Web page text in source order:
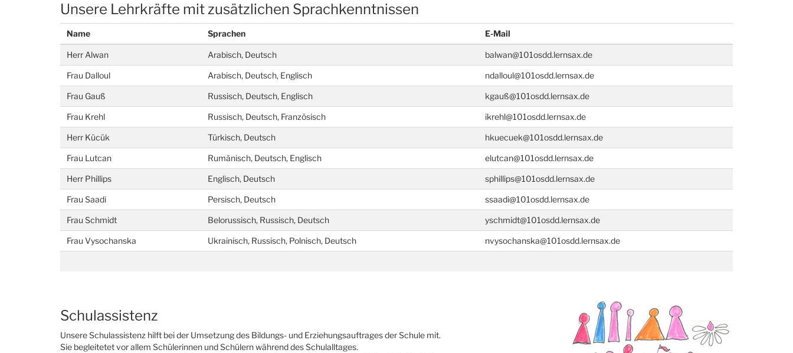
Unsere Lehrkräfte mit zusätzlichen Sprachkenntnissen
Name Sprachen E-Mail
Herr Alwan Arabisch, Deutsch balwan@101osdd.lernsax.de
Frau Dalloul Arabisch, Deutsch, Englisch ndalloul@101osdd.lernsax.de
Frau Gauß Russisch, Deutsch, Englisch kgauß@101osdd.lernsax.de
Frau Krehl Russisch, Deutsch, Französisch ikrehl@101osdd.lernsax.de
Herr Kücük Türkisch, Deutsch hkuecuek@101osdd.lernsax.de
Frau Lutcan Rumänisch, Deutsch, Englisch elutcan@101osdd.lernsax.de
Herr Phillips Englisch, Deutsch sphillips@101osdd.lernsax.de
Frau Saadi Persisch, Deutsch ssaadi@101osdd.lernsax.de
Frau Schmidt Belorussisch, Russisch, Deutsch yschmidt@101osdd.lernsax.de
Frau Vysochanska Ukrainisch, Russisch, Polnisch, Deutsch nvysochanska@101osdd.lernsax.de
Schulassistenz
Unsere Schulassistenz hilft bei der Umsetzung des Bildungs- und Erziehungsauftrages der Schule mit.
Sie begleitetet vor allem Schülerinnen und Schülern während des Schulalltages.